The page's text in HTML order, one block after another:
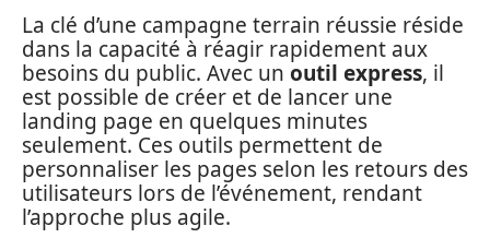
La clé d’une campagne terrain réussie réside
dans la capacité à réagir rapidement aux
besoins du public. Avec un outil express, il
est possible de créer et de lancer une
landing page en quelques minutes
seulement. Ces outils permettent de
personnaliser les pages selon les retours des
utilisateurs lors de l’événement, rendant
l’approche plus agile.